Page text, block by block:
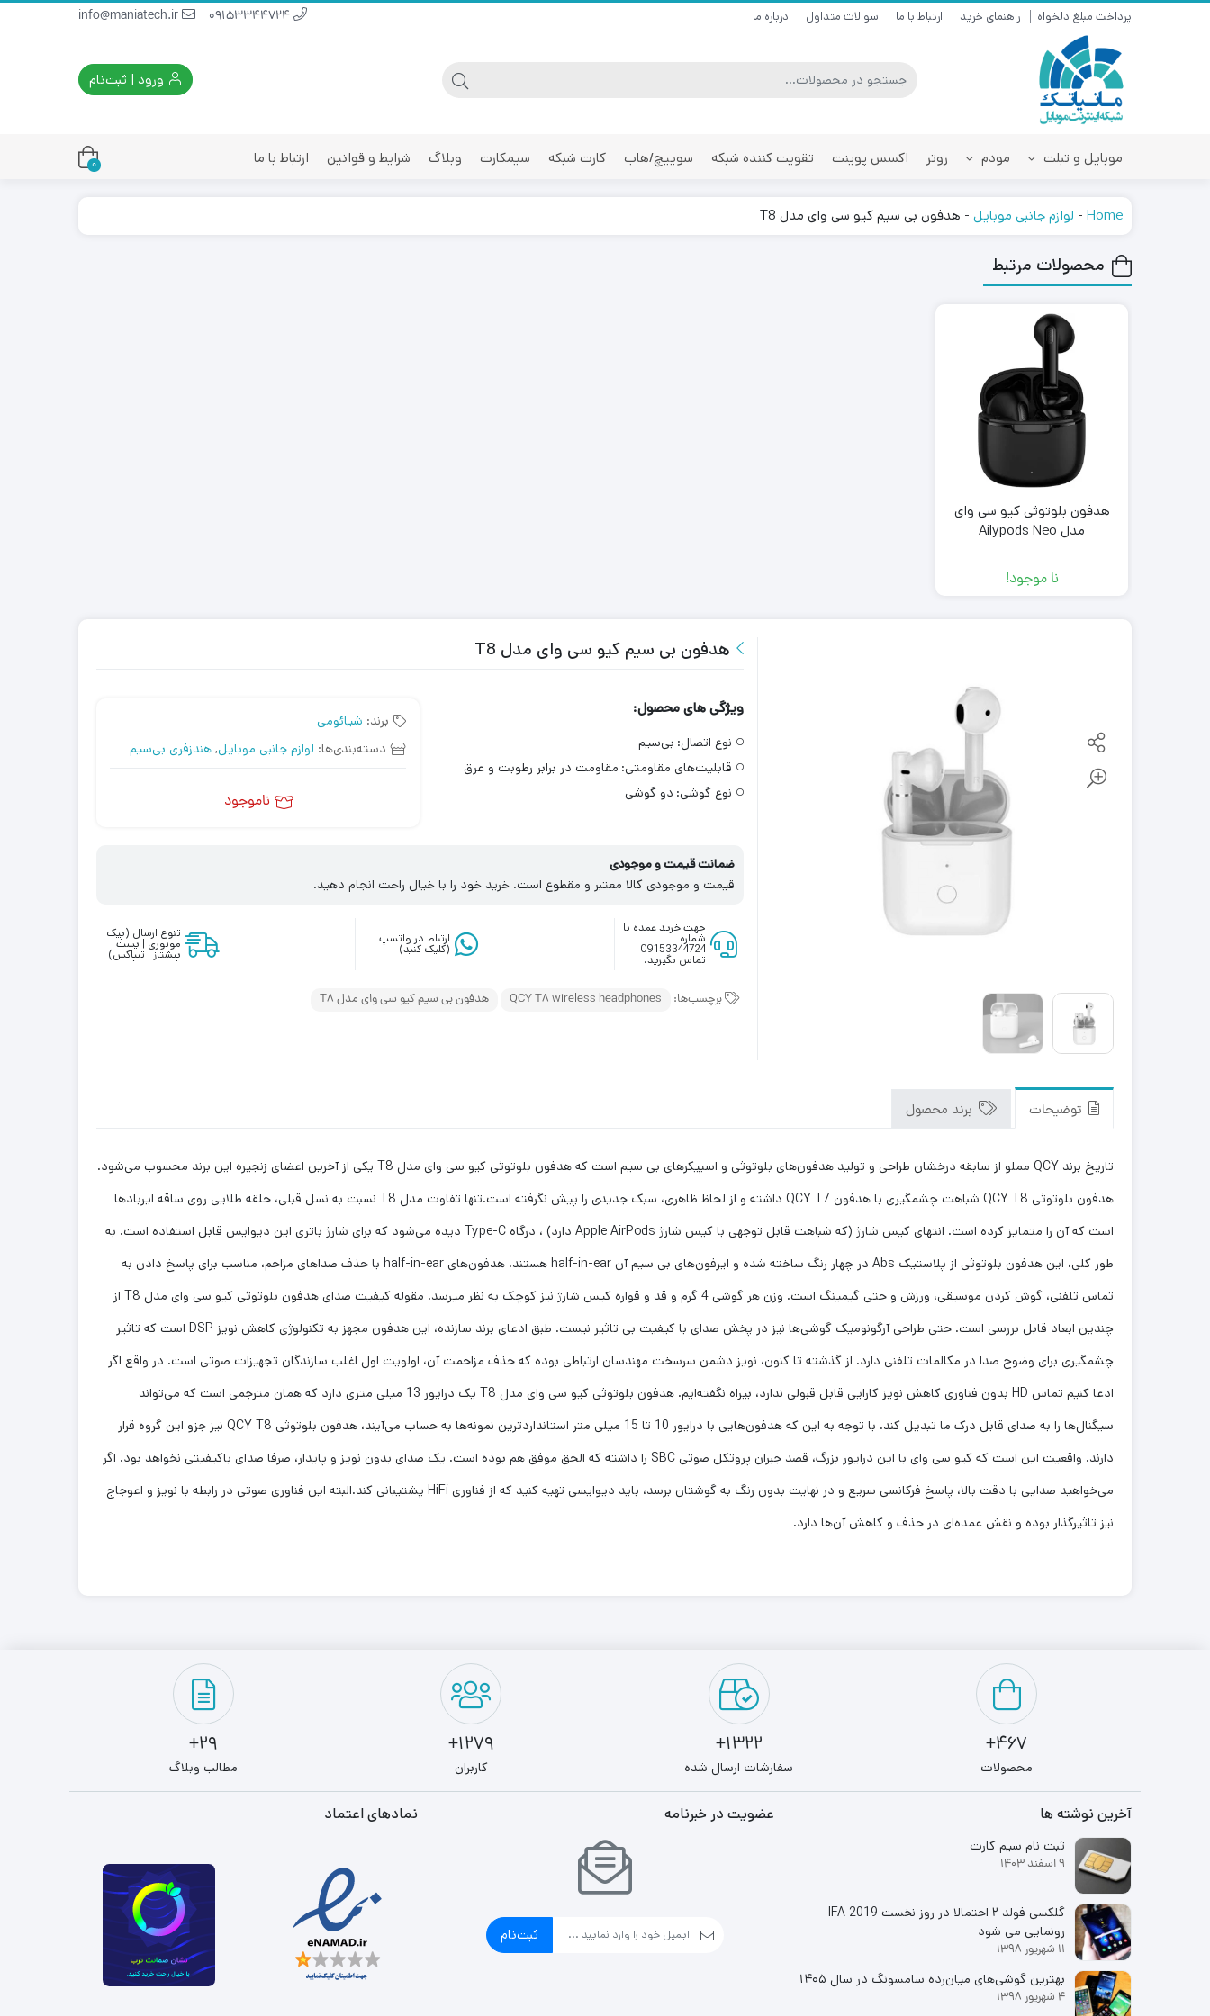
پرداخت مبلغ دلخواه راهنمای خرید ارتباط با ما سوالات متداول درباره ما
ورود | ثبت‌نام
موبایل و تبلت مودم روتر اکسس پوینت تقویت کننده شبکه سوییچ/هاب کارت شبکه سیمکارت وبلاگ شرایط و قوانین ارتباط با ما 0
Home
- لوازم جانبی موبایل - هدفون بی سیم کیو سی وای مدل T8
محصولات مرتبط
هدفون بلوتوثی کیو سی وای
مدل Ailypods Neo
نا موجود!
هدفون بی سیم کیو سی وای مدل T8
ویژگی های محصول:
نوع اتصال: بی‌سیم
قابلیت‌های مقاومتی: مقاومت در برابر رطوبت و عرق
نوع گوشی: دو گوشی
برند: شیائومی
دسته‌بندی‌ها: لوازم جانبی موبایل, هندزفری بی‌سیم
ناموجود
ضمانت قیمت و موجودی
قیمت و موجودی کالا معتبر و مقطوع است. خرید خود را با خیال راحت انجام دهید.
جهت خرید عمده با
شماره
09153344724
تماس بگیرید.
ارتباط در واتسپ
(کلیک کنید)
تنوع ارسال (پیک
موتوری | پست
پیشتاز | تیپاکس)
برچسب‌ها: QCY T8 wireless headphones هدفون بی سیم کیو سی وای مدل T8
توضیحات برند محصول
تاریخ برند QCY مملو از سابقه درخشان طراحی و تولید هدفون‌های بلوتوثی و اسپیکرهای بی سیم است که هدفون بلوتوثی کیو سی وای مدل T8 یکی از آخرین اعضای زنجیره این برند محسوب می‌شود.
هدفون بلوتوثی QCY T8 شباهت چشمگیری با هدفون QCY T7 داشته و از لحاظ ظاهری، سبک جدیدی را پیش نگرفته است.تنها تفاوت مدل T8 نسبت به نسل قبلی، حلقه طلایی روی ساقه ایربادها
است که آن را متمایز کرده است. انتهای کیس شارژ (که شباهت قابل توجهی با کیس شارژ Apple AirPods دارد) ، درگاه Type-C دیده می‌شود که برای شارژ باتری این دیوایس قابل استفاده است. به
طور کلی، این هدفون بلوتوثی از پلاستیک Abs در چهار رنگ ساخته شده و ایرفون‌های بی سیم آن half-in-ear هستند. هدفون‌های half-in-ear با حذف صداهای مزاحم، مناسب برای پاسخ دادن به
تماس تلفنی، گوش کردن موسیقی، ورزش و حتی گیمینگ است. وزن هر گوشی 4 گرم و قد و قواره کیس شارژ نیز کوچک به نظر میرسد. مقوله کیفیت صدای هدفون بلوتوثی کیو سی وای مدل T8 از
چندین ابعاد قابل بررسی است. حتی طراحی آرگونومیک گوشی‌ها نیز در پخش صدای با کیفیت بی تاثیر نیست. طبق ادعای برند سازنده، این هدفون مجهز به تکنولوژی کاهش نویز DSP است که تاثیر
چشمگیری برای وضوح صدا در مکالمات تلفنی دارد. از گذشته تا کنون، نویز دشمن سرسخت مهندسان ارتباطی بوده که حذف مزاحمت آن، اولویت اول اغلب سازندگان تجهیزات صوتی است. در واقع اگر
ادعا کنیم تماس HD بدون فناوری کاهش نویز کارایی قابل قبولی ندارد، بیراه نگفته‌ایم. هدفون بلوتوثی کیو سی وای مدل T8 یک درایور 13 میلی متری دارد که همان مترجمی است که می‌تواند
سیگنال‌ها را به صدای قابل درک ما تبدیل کند. با توجه به این که هدفون‌هایی با درایور 10 تا 15 میلی متر استانداردترین نمونه‌ها به حساب می‌آیند، هدفون بلوتوثی QCY T8 نیز جزو این گروه قرار
دارند. واقعیت این است که کیو سی وای با این درایور بزرگ، قصد جبران پروتکل صوتی SBC را داشته که الحق موفق هم بوده است. یک صدای بدون نویز و پایدار، صرفا صدای باکیفیتی نخواهد بود. اگر
می‌خواهید صدایی با دقت بالا، پاسخ فرکانسی سریع و در نهایت بدون رنگ به گوشتان برسد، باید دیوایسی تهیه کنید که از فناوری HiFi پشتیبانی کند.البته این فناوری صوتی در رابطه با نویز و اعوجاج
نیز تاثیرگذار بوده و نقش عمده‌ای در حذف و کاهش آن‌ها دارد.
467+
محصولات
1322+
سفارشات ارسال شده
1279+
کاربران
29+
مطالب وبلاگ
آخرین نوشته ها
ثبت نام سیم کارت
9 اسفند 1403
گلکسی فولد ۲ احتمالا در روز نخست IFA 2019
رونمایی می شود
11 شهریور 1398
بهترین گوشی‌های میان‌رده سامسونگ در سال ۱۴۰۵
4 شهریور 1398
عضویت در خبرنامه
ثبت‌نام
نمادهای اعتماد